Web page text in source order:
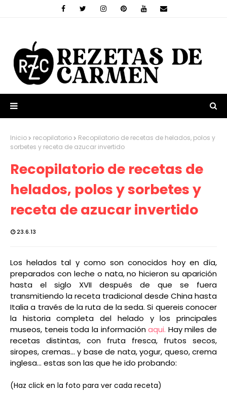
Inicio recopilatorio
Recopilatorio de recetas de helados, polos y
sorbetes y receta de azucar invertido
Recopilatorio de recetas de
helados, polos y sorbetes y
receta de azucar invertido
23.6.13
Los helados tal y como son conocidos hoy en día,
preparados con leche o nata, no hicieron su aparición
hasta el siglo XVII después de que se fuera
transmitiendo la receta tradicional desde China hasta
Italia a través de la ruta de la seda.Si quereis conocer
la historia completa del helado y los principales
museos, teneis toda la informaciónaqui. Hay miles de
recetas distintas, con fruta fresca, frutos secos,
siropes, cremas... y base de nata, yogur, queso, crema
inglesa... estas son las que he ido probando:
(Haz click en la foto para ver cada receta)